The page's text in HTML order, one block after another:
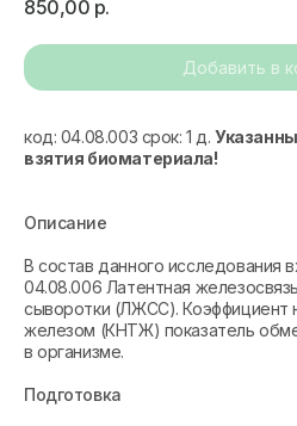
850,00 р.
Добавить в
код: 04.08.003 срок: 1 д.
взятия биоматериала!
Описание
В состав данного исследования
04.08.006 Латентная
сыворотки (ЛЖСС). Коэффициент
железом (КНТЖ) показатель
в организме.
Подготовка